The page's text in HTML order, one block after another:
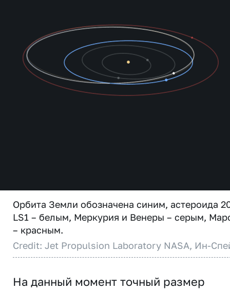
Орбита Земли обозначена синим, астероида
LS1 – белым, Меркурия и Венеры – серым,
– красным.
Credit: Jet Propulsion Laboratory NASA, Ин-
На данный момент точный размер